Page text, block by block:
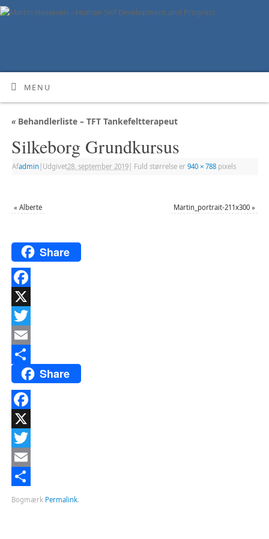
MENU
«Behandlerliste – TFT Tankefeltterapeut
Silkeborg Grundkursus
Afadmin Udgivet28. september 2019| Fuld størrelse er 940 × 788pixels
« Alberte Martin_portrait-211x300 »
Share
Facebook
X
Twitter
Email
Del
Share
Facebook
X
Twitter
Email
Del
Bogmærk Permalink.